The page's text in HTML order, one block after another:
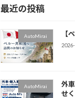
最近の投稿
AutoMirai 【
AutoMirai
外
せ